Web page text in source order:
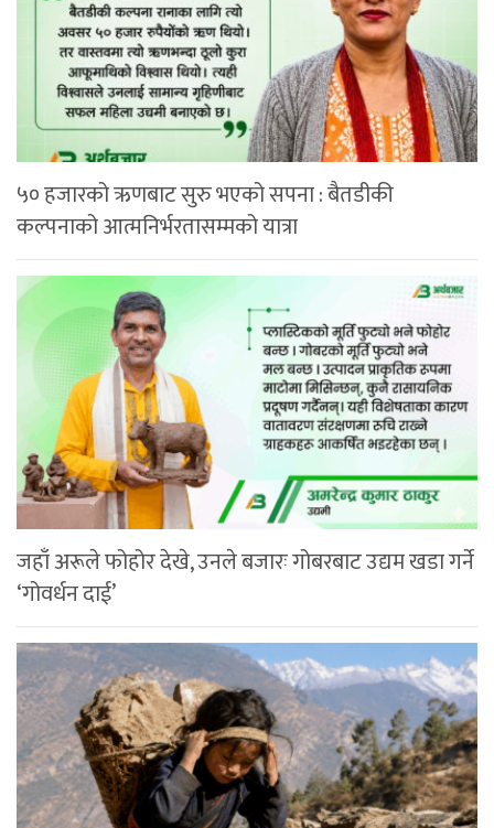
५० हजारको ऋणबाट सुरु भएको सपना : बैतडीकी
कल्पनाको आत्मनिर्भरतासम्मको यात्रा
जहाँ अरूले फोहोर देखे, उनले बजारः गोबरबाट उद्यम खडा गर्ने
‘गोवर्धन दाई’